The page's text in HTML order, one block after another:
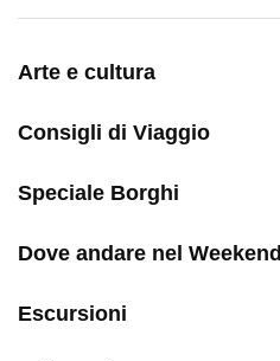
Arte e cultura
Consigli di Viaggio
Speciale Borghi
Dove andare nel Weekend
Escursioni